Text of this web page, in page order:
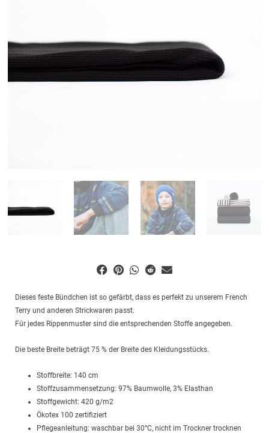
Dieses feste Bündchen ist so gefärbt, dass es perfekt zu unserem French
Terry und anderen Strickwaren passt.
Für jedes Rippenmuster sind die entsprechenden Stoffe angegeben.
Die beste Breite beträgt 75 % der Breite des Kleidungsstücks.
Stoffbreite: 140 cm
Stoffzusammensetzung: 97% Baumwolle, 3% Elasthan
Stoffgewicht: 420 g/m2
Ökotex 100 zertifiziert
Pflegeanleitung: waschbar bei 30°C, nicht im Trockner trocknen